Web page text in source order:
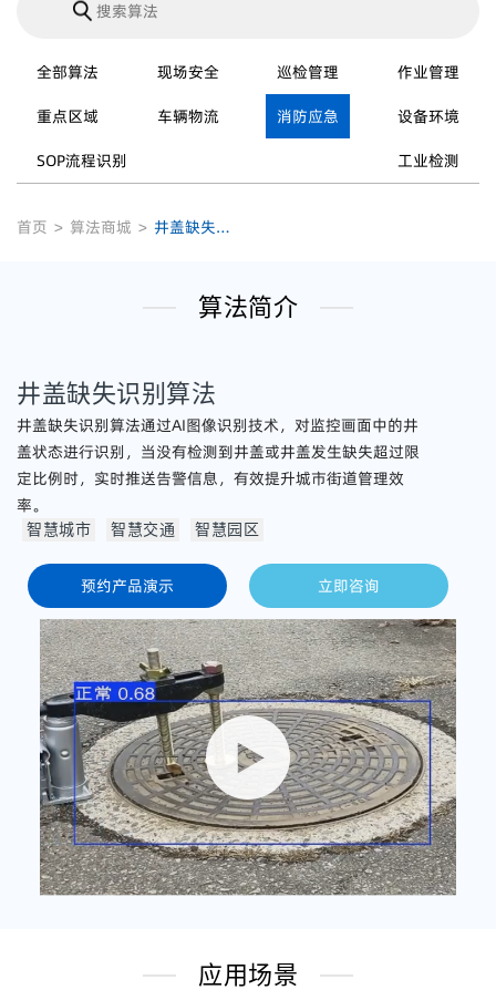
全部算法 现场安全 巡检管理
作业管理
重点区域
车辆物流 消防应急
设备环境
SOP流程识别
工业检测
首页 > 算法商城 > 井盖缺失识别算法
算法简介
井盖缺失识别算法
井盖缺失识别算法通过AI图像识别技术，对监控画面中的井
盖状态进行识别，当没有检测到井盖或井盖发生缺失超过限
定比例时，实时推送告警信息，有效提升城市街道管理效
率。
智慧城市 智慧交通 智慧园区
预约产品演示 立即咨询
应用场景